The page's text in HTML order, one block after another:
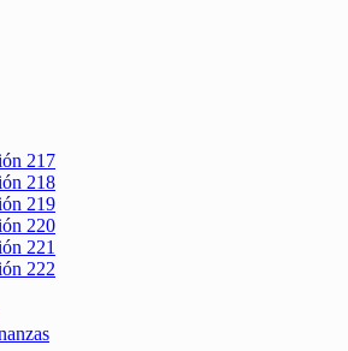
217
218
219
220
221
222